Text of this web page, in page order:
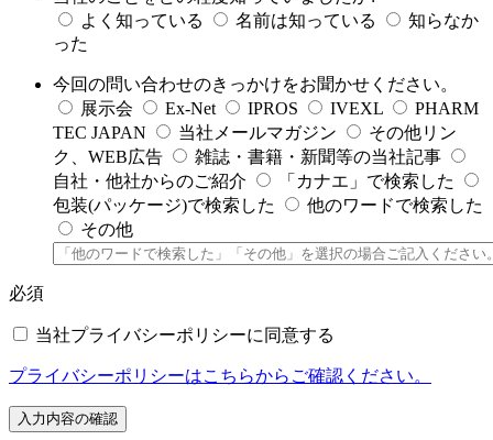
よく知っている
名前は知っている
知らなか
った
今回の問い合わせのきっかけをお聞かせください。
展示会
Ex-Net IPROS IVEXL
PHARM
TEC JAPAN
当社メールマガジン
その他リン
ク、WEB広告
雑誌・書籍・新聞等の当社記事
自社・他社からのご紹介
「カナエ」で検索した
包装(パッケージ)で検索した
他のワードで検索した
その他
必須
当社プライバシーポリシーに同意する
プライバシーポリシーはこちらからご確認ください。
入力内容の確認